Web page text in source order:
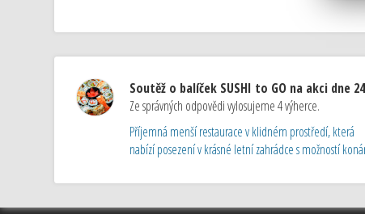
Soutěž o balíček SUSHI to GO na akci dne
Ze správných odpovědi vylosujeme 4 výherce.
Příjemná menší restaurace v klidném prostředí, která
nabízí posezení v krásné letní zahrádce s možností